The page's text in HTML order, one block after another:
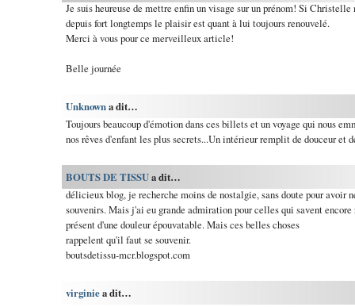
Je suis heureuse de mettre enfin un visage sur un prénom! Si
depuis fort longtemps le plaisir est quant à lui toujours renouvelé.
Merci à vous pour ce merveilleux article!
Belle journée
Unknowna dit…
Toujours beaucoup d'émotion dans ces billets et un voyage qui nous
nos rêves d'enfant les plus secrets...Un intérieur remplit de douceur et
BOUTS DE TISSUa dit…
délicieux blog, je recherche moins de nostalgie, sans doute pour avoir
souvenirs. Mais j'ai eu grande admiration pour celles qui savent encore
présent d'une douleur épouvatable. Mais ces belles choses
rappelent qu'il faut se souvenir.
boutsdetissu-mcr.blogspot.com
virginiea dit…